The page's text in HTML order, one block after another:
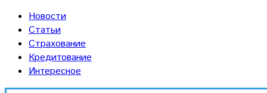
Новости
Статьи
Страхование
Кредитование
Интересное